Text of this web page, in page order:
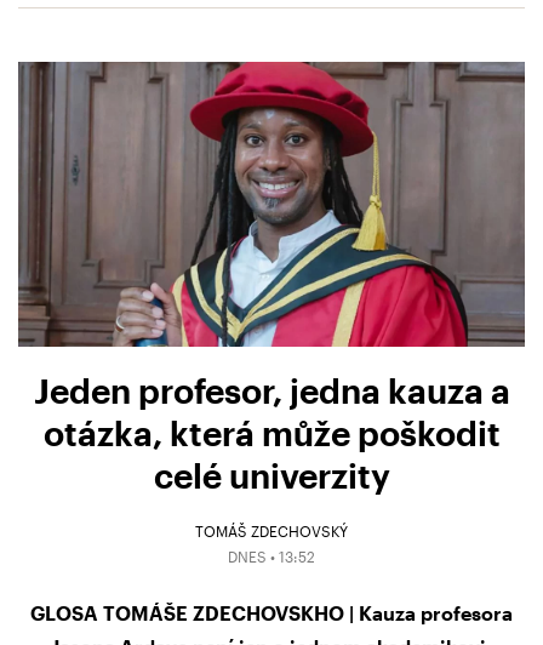
Jeden profesor, jedna kauza a
otázka, která může poškodit
celé univerzity
TOMÁŠ ZDECHOVSKÝ
DNES • 13:52
GLOSA TOMÁŠE ZDECHOVSKHO | Kauza profesora